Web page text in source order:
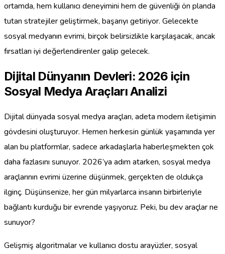
ortamda, hem kullanıcı deneyimini hem de güvenliği ön planda
tutan stratejiler geliştirmek, başarıyı getiriyor. Gelecekte
sosyal medyanın evrimi, birçok belirsizlikle karşılaşacak, ancak
fırsatları iyi değerlendirenler galip gelecek.
Dijital Dünyanın Devleri: 2026 için
Sosyal Medya Araçları Analizi
Dijital dünyada sosyal medya araçları, adeta modern iletişimin
gövdesini oluşturuyor. Hemen herkesin günlük yaşamında yer
alan bu platformlar, sadece arkadaşlarla haberleşmekten çok
daha fazlasını sunuyor. 2026’ya adım atarken, sosyal medya
araçlarının evrimi üzerine düşünmek, gerçekten de oldukça
ilginç. Düşünsenize, her gün milyarlarca insanın birbirleriyle
bağlantı kurduğu bir evrende yaşıyoruz. Peki, bu dev araçlar ne
sunuyor?
Gelişmiş algoritmalar ve kullanıcı dostu arayüzler, sosyal